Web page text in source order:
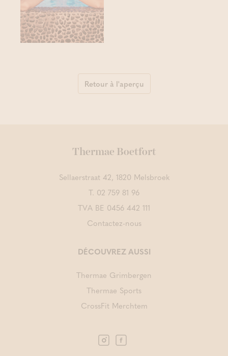
Retour à l'aperçu
Thermae Boetfort
Sellaerstraat 42, 1820 Melsbroek
T. 02 759 81 96
TVA BE 0456 442 111
Contactez-nous
DÉCOUVREZ AUSSI
Thermae Grimbergen
Thermae Sports
CrossFit Merchtem